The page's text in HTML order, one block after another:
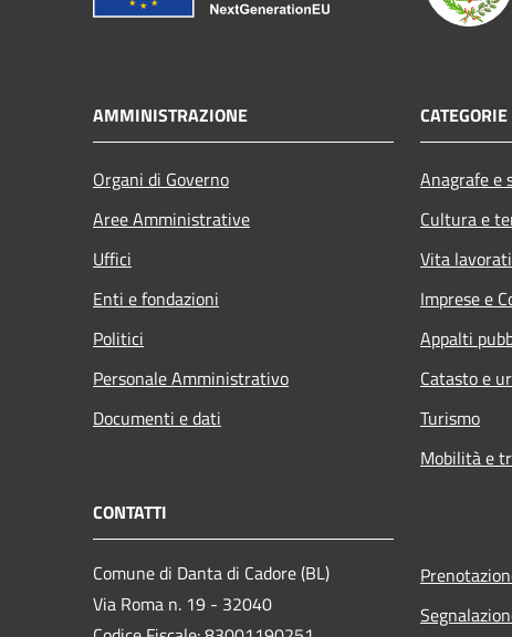
AMMINISTRAZIONE
Organi di Governo
Aree Amministrative
Uffici
Enti e fondazioni
Politici
Personale Amministrativo
Documenti e dati
Anagrafe e
Cultura e
Vita
Imprese e
Appalti
Catasto e
Turismo
Mobilità e
CONTATTI
Comune di Danta di Cadore (BL)
Via Roma n. 19 - 32040